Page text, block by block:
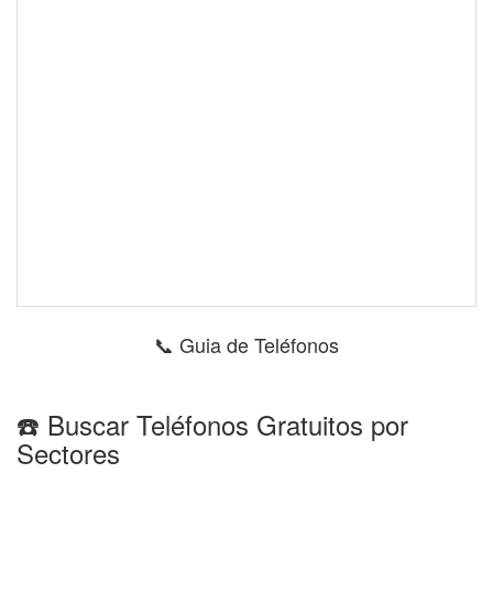
📞 Guia de Teléfonos
☎️ Buscar Teléfonos Gratuitos por
Sectores